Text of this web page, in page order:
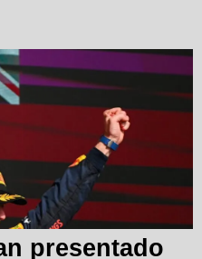
presentado